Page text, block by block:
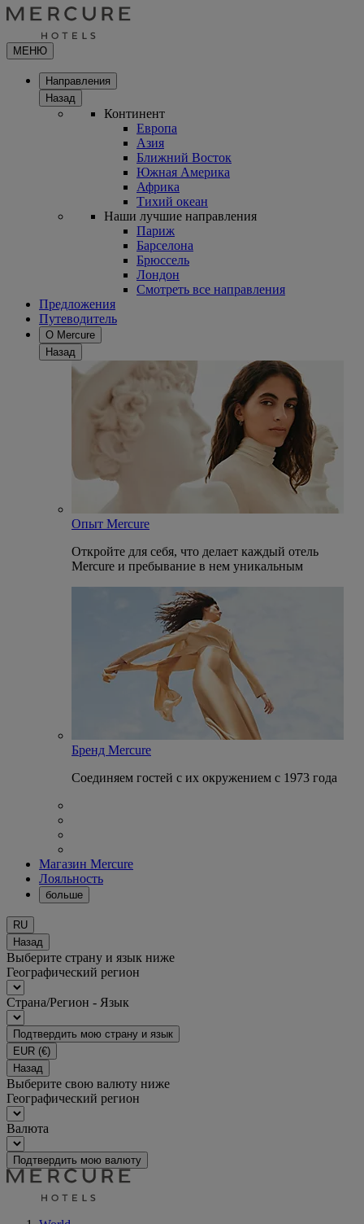
МЕНЮ
Направления
Назад
Континент
Европа
Азия
Ближний Восток
Южная Америка
Африка
Тихий океан
Наши лучшие направления
Париж
Барселона
Брюссель
Лондон
Смотреть все направления
Предложения
Путеводитель
О Mercure
Назад
Опыт Mercure
Откройте для себя, что делает каждый отель
Mercure и пребывание в нем уникальным
Бренд Mercure
Соединяем гостей с их окружением с 1973 года
Магазин Mercure
Лояльность
больше
RU
Назад
Выберите страну и язык ниже
Географический регион
Страна/Регион - Язык
Подтвердить мою страну и язык
EUR (€)
Назад
Выберите свою валюту ниже
Географический регион
Валюта
Подтвердить мою валюту